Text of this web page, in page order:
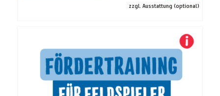
zzgl. Ausstattung (optional)